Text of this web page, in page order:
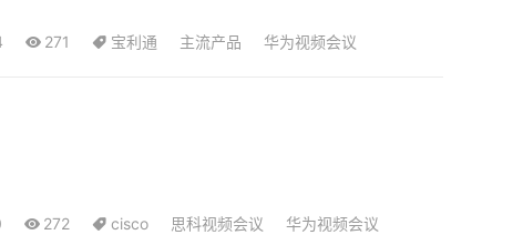
271 宝利通 主流产品 华为视频会议
272 cisco 思科视频会议 华为视频会议